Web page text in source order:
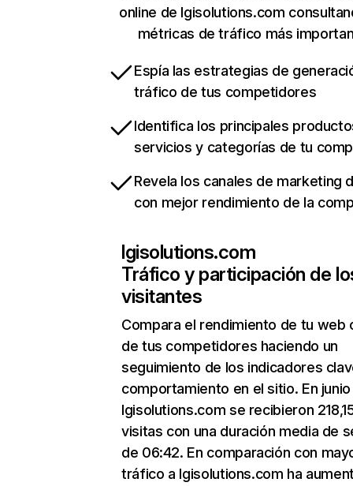
online de lgisolutions.com
métricas de tráfico más
Espía las estrategias de
tráfico de tus competidores
Identifica los principales
servicios y categorías de tu
Revela los canales de marketing
con mejor rendimiento de la
lgisolutions.com
Tráfico y participación de
visitantes
Compara el rendimiento de tu web
de tus competidores haciendo un
seguimiento de los indicadores
comportamiento en el sitio. En junio
lgisolutions.com se recibieron
visitas con una duración media de
de 06:42. En comparación con
tráfico a lgisolutions.com ha